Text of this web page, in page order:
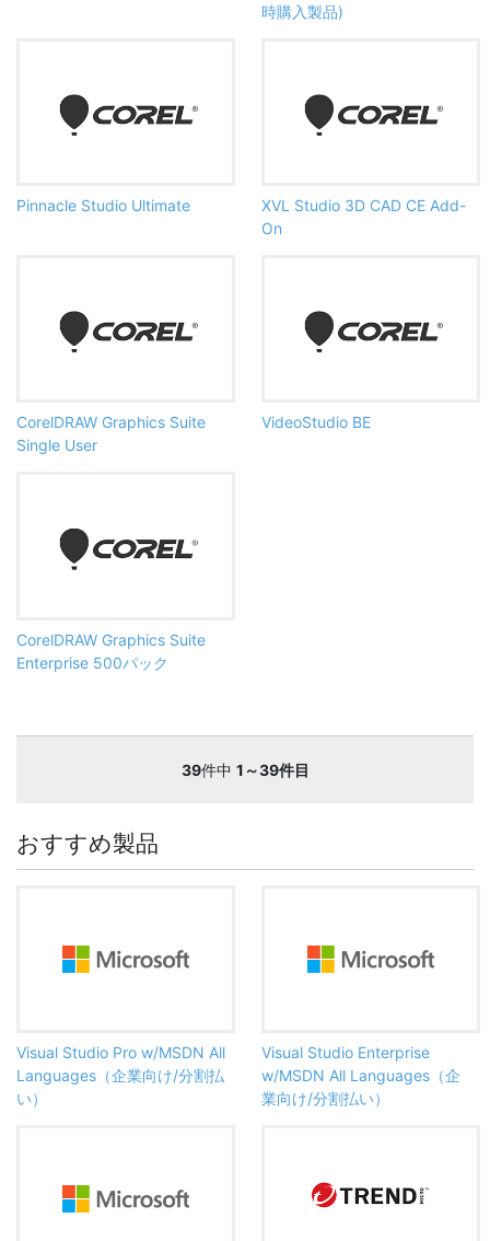
時購入製品)
Pinnacle Studio Ultimate
XVL Studio 3D CAD CE Add-
On
CorelDRAW Graphics Suite
Single User
VideoStudio BE
CorelDRAW Graphics Suite
Enterprise 500パック
39件中 1～39件目
おすすめ製品
Visual Studio Pro w/MSDN All
Languages（企業向け/分割払
い）
Visual Studio Enterprise
w/MSDN All Languages（企
業向け/分割払い）